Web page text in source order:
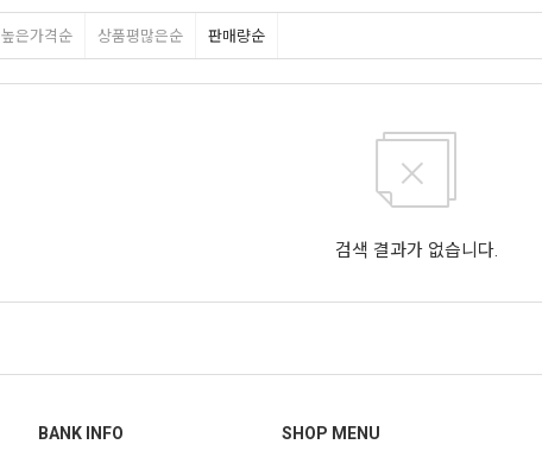
높은가격순 상품평많은순 판매량순
검색 결과가 없습니다.
BANK INFO SHOP MENU